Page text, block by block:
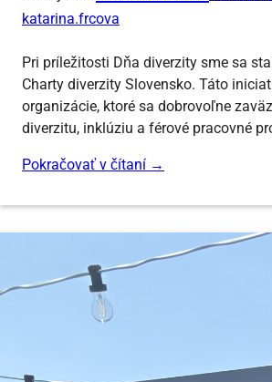
katarina.frcova
Pri príležitosti Dňa diverzity sme sa
Charty diverzity Slovensko. Táto
organizácie, ktoré sa dobrovoľne
diverzitu, inklúziu a férové pracovné
Pokračovať v čítaní →